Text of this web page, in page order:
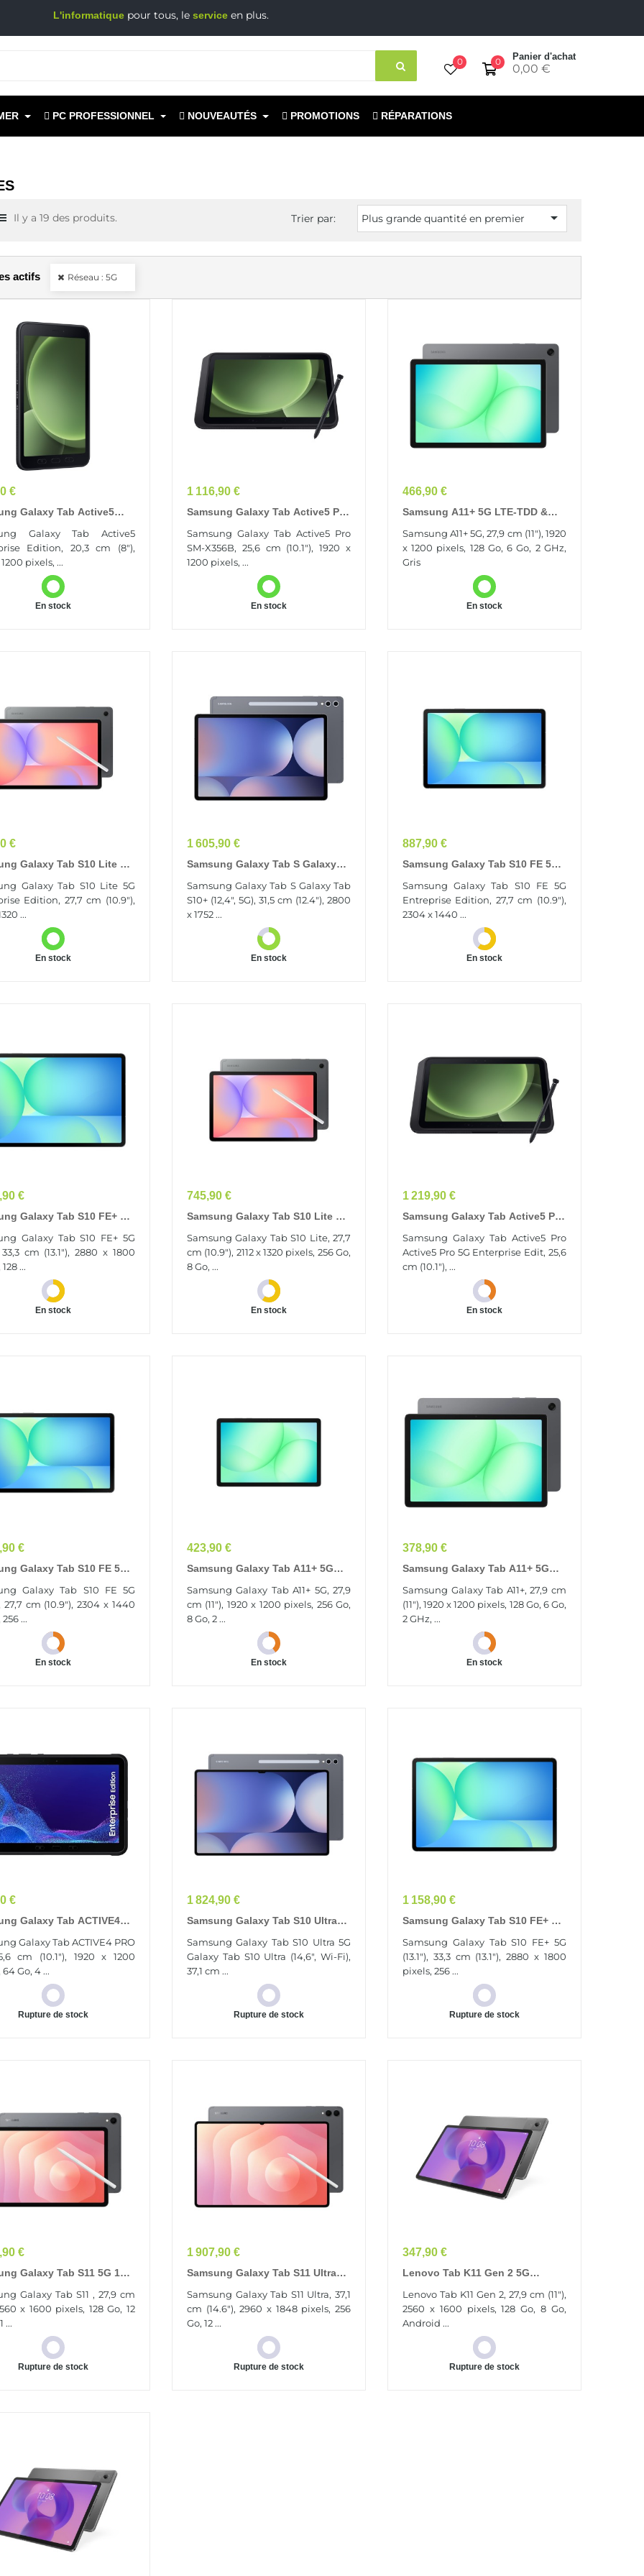
L'informatique pour tous, le service en plus.
0 Panier d'achat
0,00 €
0
PC PROFESSIONNEL NOUVEAUTÉS PROMOTIONS RÉPARATIONS
Il y a 19 des produits. Trier par: Plus grande quantité en premier 
actifs Réseau : 5G
€
Galaxy Tab Active5
LTE-TDD & LTE-FDD 128
Cm...
Galaxy Tab Active5
Edition, 20,3 cm (8"),
pixels, ...
En stock
Prix
1 116,90 €
Samsung Galaxy Tab Active5 Pro
Snapdragon LTE 128 Go 25,6 Cm
(10.1") 6 Go...
Samsung Galaxy Tab Active5 Pro
SM-X356B, 25,6 cm (10.1"), 1920 x
1200 pixels, ...
En stock
Prix
466,90 €
Samsung A11+ 5G LTE-TDD &
Go Wi-Fi 5 (802.11ac) Gris
Samsung A11+ 5G, 27,9 cm (11"), 1920
x 1200 pixels, 128 Go, 6 Go, 2 GHz,
Gris
En stock
€
Galaxy Tab S10 Lite 5G
6 Go Wi-Fi 6
Galaxy Tab S10 Lite 5G
Edition, 27,7 cm (10.9"),
...
En stock
Prix
1 605,90 €
Samsung Galaxy Tab S Galaxy
Samsung Galaxy Tab S Galaxy Tab
S10+ (12,4", 5G), 31,5 cm (12.4"), 2800
x 1752 ...
En stock
Prix
887,90 €
Samsung Galaxy Tab S10 FE 5G
Exynos LTE-TDD & LTE-FDD 128
Go 27,7 Cm...
Samsung Galaxy Tab S10 FE 5G
Entreprise Edition, 27,7 cm (10.9"),
2304 x 1440 ...
En stock
€
Galaxy Tab S10 FE+ 5G
Galaxy Tab S10 FE+ 5G
33,3 cm (13.1"), 2880 x 1800
...
En stock
Prix
745,90 €
Samsung Galaxy Tab S10 Lite 5G
Cm (10.9") 8 Go Wi-Fi 6
(802.11ax) Gris
Samsung Galaxy Tab S10 Lite, 27,7
cm (10.9"), 2112 x 1320 pixels, 256 Go,
8 Go, ...
En stock
Prix
1 219,90 €
Samsung Galaxy Tab Active5 Pro
Qualcomm Snapdragon LTE 256
Go 25,6...
Samsung Galaxy Tab Active5 Pro
Active5 Pro 5G Enterprise Edit, 25,6
cm (10.1"), ...
En stock
€
Galaxy Tab S10 FE 5G
Galaxy Tab S10 FE 5G
27,7 cm (10.9"), 2304 x 1440
...
En stock
Prix
423,90 €
Samsung Galaxy Tab A11+ 5G
Cm (11") 8 Go Wi-Fi 5 (802.11ac)
Gris
Samsung Galaxy Tab A11+ 5G, 27,9
cm (11"), 1920 x 1200 pixels, 256 Go,
8 Go, 2 ...
En stock
Prix
378,90 €
Samsung Galaxy Tab A11+ 5G
Cm (11") 6 Go Wi-Fi 5 (802.11ac)
Gris
Samsung Galaxy Tab A11+, 27,9 cm
(11"), 1920 x 1200 pixels, 128 Go, 6 Go,
2 GHz, ...
En stock
€
Galaxy Tab ACTIVE4
Go 25,6 Cm (10.1") 4 Go
Galaxy Tab ACTIVE4 PRO
cm (10.1"), 1920 x 1200
Go, 4 ...
Rupture de stock
Prix
1 824,90 €
Samsung Galaxy Tab S10 Ultra
Wi-Fi)
Samsung Galaxy Tab S10 Ultra 5G
Galaxy Tab S10 Ultra (14,6", Wi-Fi),
37,1 cm ...
Rupture de stock
Prix
1 158,90 €
Samsung Galaxy Tab S10 FE+ 5G
Samsung Galaxy Tab S10 FE+ 5G
(13.1"), 33,3 cm (13.1"), 2880 x 1800
pixels, 256 ...
Rupture de stock
€
Galaxy Tab S11 5G 128
Gris
Galaxy Tab S11 , 27,9 cm
x 1600 pixels, 128 Go, 12
...
Rupture de stock
Prix
1 907,90 €
Samsung Galaxy Tab S11 Ultra
Wi-Fi 6 (802.11ax) Gris
Samsung Galaxy Tab S11 Ultra, 37,1
cm (14.6"), 2960 x 1848 pixels, 256
Go, 12 ...
Rupture de stock
Prix
347,90 €
Lenovo Tab K11 Gen 2 5G
Go Wi-Fi 5 (802.11ac) Android 15
Gris
Lenovo Tab K11 Gen 2, 27,9 cm (11"),
2560 x 1600 pixels, 128 Go, 8 Go,
Android ...
Rupture de stock